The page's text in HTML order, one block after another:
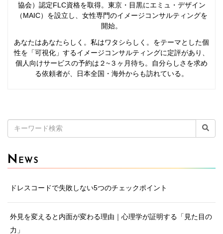
協会）認定FLC資格を取得。東京・目黒にエミュ・デザイン
（MAIC）を設立し、女性専門のイメージコンサルティングを
開始。
あなたはあなたらしく。私はワタシらしく。をテーマとした個
性を「可視化」するイメージコンサルティングに定評があり、
個人向けサービスの予約は２~３ヶ月待ち。自分らしさを求め
る依頼者が、日本全国・海外からも訪れている。
索:
N EWS
ドレスコードで失敗しない5つのチェックポイント
外見を変えると内面が変わる理由｜心理学が証明する「見た目の
力」